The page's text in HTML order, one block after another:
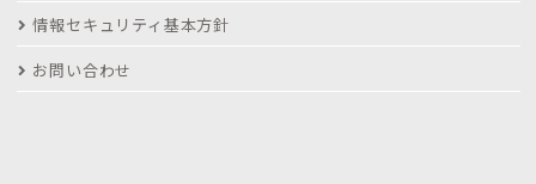
情報セキュリティ基本方針
お問い合わせ